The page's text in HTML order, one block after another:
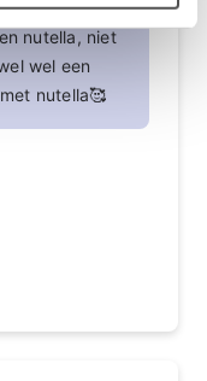
nutella, niet
wel een
nutella🥰